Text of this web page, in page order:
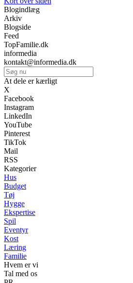
Blogindlæg
Arkiv
Blogside
Feed
TopFamilie.dk
informedia
kontakt@informedia.dk
At dele er kærligt
X
Facebook
Instagram
LinkedIn
YouTube
Pinterest
TikTok
Mail
RSS
Kategorier
Hus
Budget
Tøj
Hygge
Ekspertise
Spil
Eventyr
Kost
Læring
Familie
Hvem er vi
Tal med os